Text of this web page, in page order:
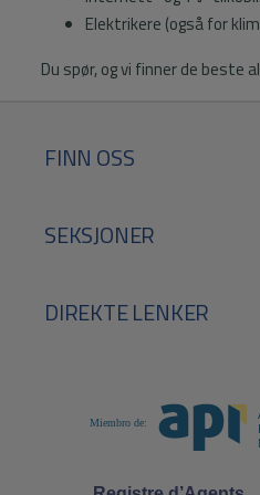
Elektrikere (også for
Du spør, og vi finner de beste
FINN OSS
SEKSJONER
DIREKTE LENKER